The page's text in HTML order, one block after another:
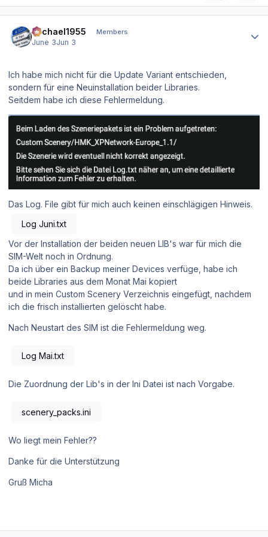
Michael1955 Members
June 3Jun 3
Ich habe mich nicht für die Update Variant entschieden,
sondern für eine Neuinstallation beider Libraries.
Seitdem habe ich diese Fehlermeldung.
Das Log. File gibt für mich auch keinen einschlägigen Hinweis.
Log Juni.txt
Vor der Installation der beiden neuen LIB's war für mich die
SIM-Welt noch in Ordnung.
Da ich über ein Backup meiner Devices verfüge, habe ich
beide Libraries aus dem Monat Mai kopiert
und in mein Custom Scenery Verzeichnis eingefügt, nachdem
ich die frisch installierten gelöscht habe.
Nach Neustart des SIM ist die Fehlermeldung weg.
Log Mai.txt
Die Zuordnung der Lib's in der Ini Datei ist nach Vorgabe.
scenery_packs.ini
Wo liegt mein Fehler??
Danke für die Unterstützung
Gruß Micha